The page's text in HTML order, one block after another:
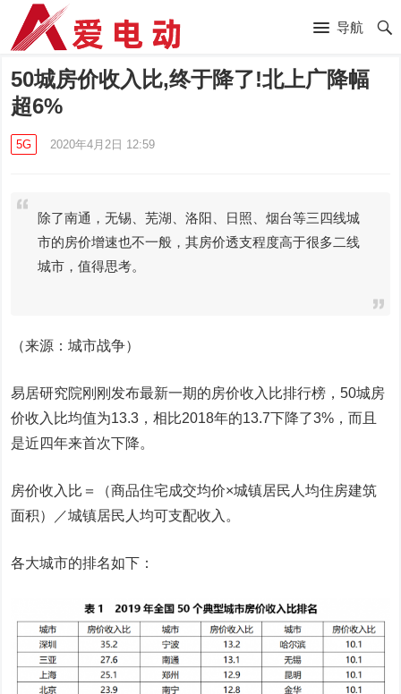
导航
50城房价收入比,终于降了!北上广降幅
超6%
5G 2020年4月2日 12:59
除了南通，无锡、芜湖、洛阳、日照、烟台等三四线城
市的房价增速也不一般，其房价透支程度高于很多二线
城市，值得思考。
（来源：城市战争）
易居研究院刚刚发布最新一期的房价收入比排行榜，50城房
价收入比均值为13.3，相比2018年的13.7下降了3%，而且
是近四年来首次下降。
房价收入比＝（商品住宅成交均价×城镇居民人均住房建筑
面积）／城镇居民人均可支配收入。
各大城市的排名如下：